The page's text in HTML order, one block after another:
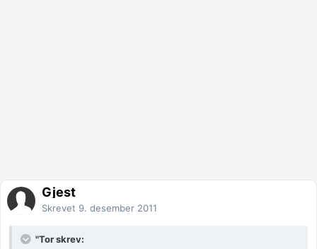
Gjest
Skrevet 9. desember 2011
"Tor skrev: